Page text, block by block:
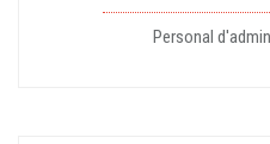
Personal